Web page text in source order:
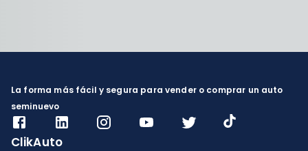
La forma más fácil y segura para vender o comprar un auto
seminuevo
ClikAuto